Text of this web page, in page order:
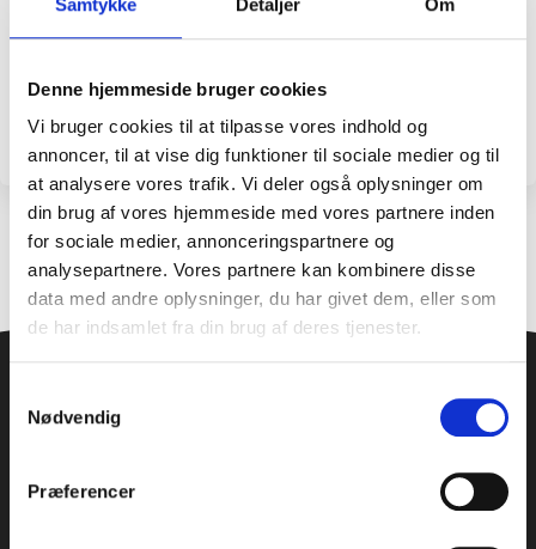
Denne hjemmeside bruger cookies
Vi bruger cookies til at tilpasse vores indhold og
annoncer, til at vise dig funktioner til sociale medier og til
at analysere vores trafik. Vi deler også oplysninger om
din brug af vores hjemmeside med vores partnere inden
for sociale medier, annonceringspartnere og
analysepartnere. Vores partnere kan kombinere disse
data med andre oplysninger, du har givet dem, eller som
de har indsamlet fra din brug af deres tjenester.
Nødvendig
Præferencer
FØLG OS